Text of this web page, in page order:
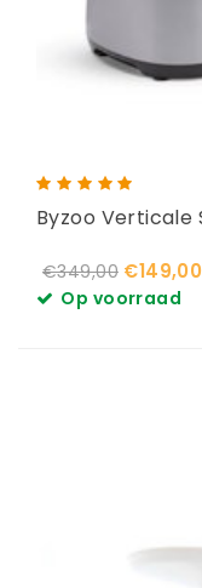
€349,00 €149,00
Op voorraad